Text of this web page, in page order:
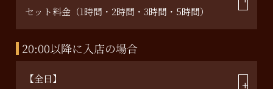
セット料金（1時間・2時間・3時間・5時間）
20:00以降に入店の場合
【全日】